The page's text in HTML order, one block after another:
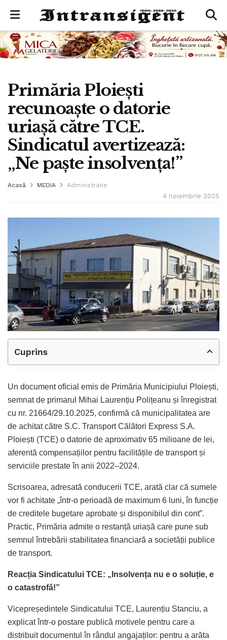
Primăria Ploiești
recunoaște o datorie
uriașă către TCE.
Sindicatul avertizează:
„Ne paște insolvența!”
Acasă MEDIA Administratie
4 noiembrie 2025
Cuprins
Un document oficial emis de Primăria Municipiului Ploiești,
semnat de primarul Mihai Laurențiu Polițeanu și înregistrat
cu nr. 21664/29.10.2025, confirmă că municipalitatea are
de achitat către S.C. Transport Călători Express S.A.
Ploiești (TCE) o datorie de aproximativ 65 milioane de lei,
aferentă compensațiilor pentru facilitățile de transport și
serviciile prestate în anii 2022–2024.
Scrisoarea, adresată conducerii TCE, arată clar că sumele
vor fi achitate „într-o perioadă de maximum 6 luni, în funcție
de creditele bugetare aprobate și disponibilul din cont”.
Practic, Primăria admite o restanță uriașă care pune sub
semnul întrebării stabilitatea financiară a societății publice
de transport.
Reacția Sindicatului TCE: „Insolvența nu e o soluție, e
o catastrofă!”
Vicepreședintele Sindicatului TCE, Laurențiu Stanciu, a
explicat într-o postare publică motivele pentru care a
distribuit documentul în rândul angajaților: pentru a arăta